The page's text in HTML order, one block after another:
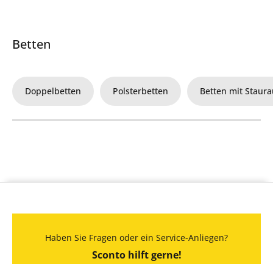
Betten
Doppelbetten Polsterbetten Betten mit
Haben Sie Fragen oder ein Service-Anliegen?
Sconto hilft gerne!